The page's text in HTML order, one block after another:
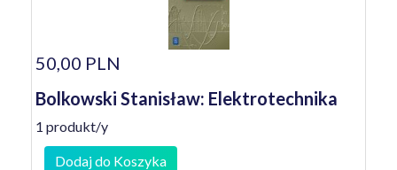
50,00 PLN
Bolkowski Stanisław: Elektrotechnika
1 produkt/y
Dodaj do Koszyka